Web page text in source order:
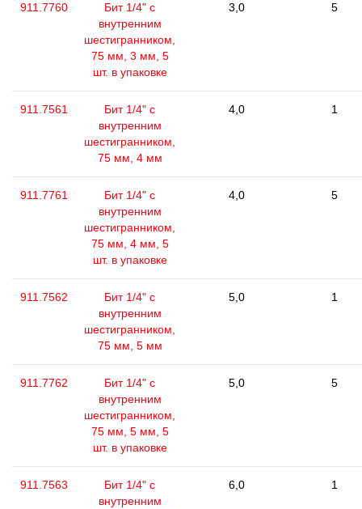
911.7760
Бит 1/4" с
внутренним
шестигранником,
75 мм, 3 мм, 5
шт. в упаковке
3,0 5
911.7561
Бит 1/4" с
внутренним
шестигранником,
75 мм, 4 мм
4,0 1
911.7761
Бит 1/4" с
внутренним
шестигранником,
75 мм, 4 мм, 5
шт. в упаковке
4,0 5
911.7562
Бит 1/4" с
внутренним
шестигранником,
75 мм, 5 мм
5,0 1
911.7762
Бит 1/4" с
внутренним
шестигранником,
75 мм, 5 мм, 5
шт. в упаковке
5,0 5
911.7563
Бит 1/4" с
внутренним
6,0 1